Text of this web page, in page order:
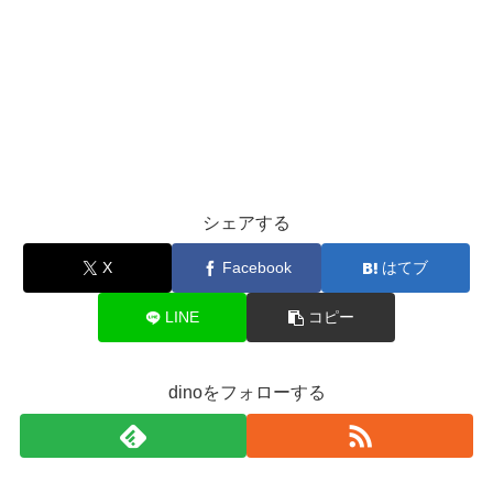
シェアする
X Facebook はてブ
LINE コピー
dinoをフォローする